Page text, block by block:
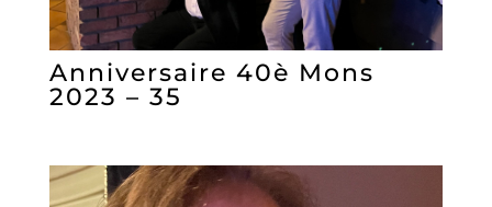
Anniversaire 40è Mons
2023 – 35